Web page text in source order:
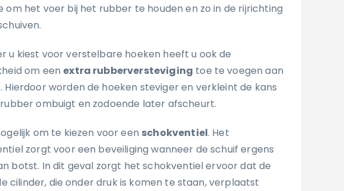
om het voer bij het rubber te houden en zo in de rijrichting
u kiest voor verstelbare hoeken heeft u ook de
om een extra rubberversteviging toe te voegen aan
Hierdoor worden de hoeken steviger en verkleint de kans
ombuigt en zodoende later afscheurt.
om te kiezen voor een schokventiel. Het
zorgt voor een beveiliging wanneer de schuif ergens
botst. In dit geval zorgt het schokventiel ervoor dat de
cilinder, die onder druk is komen te staan, verplaatst